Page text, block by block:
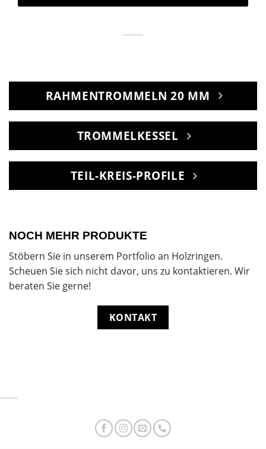
RAHMENTROMMELN 20 MM
TROMMELKESSEL
TEIL-KREIS-PROFILE
NOCH MEHR PRODUKTE
Stöbern Sie in unserem Portfolio an Holzringen.
Scheuen Sie sich nicht davor, uns zu kontaktieren. Wir
beraten Sie gerne!
KONTAKT